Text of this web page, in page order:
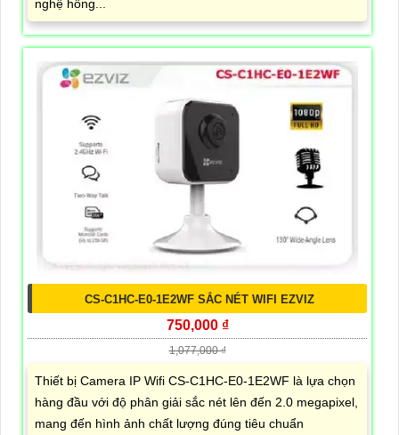
nghệ hồng...
CS-C1HC-E0-1E2WF SẮC NÉT WIFI EZVIZ
750,000 ₫
1,077,000 ₫
Thiết bị Camera IP Wifi CS-C1HC-E0-1E2WF là lựa chọn
hàng đầu với độ phân giải sắc nét lên đến 2.0 megapixel,
mang đến hình ảnh chất lượng đúng tiêu chuẩn